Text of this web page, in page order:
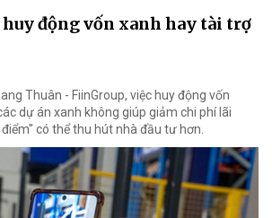
động vốn xanh hay tài trợ
Thuân - FiinGroup, việc huy động vốn
dự án xanh không giúp giảm chi phí lãi
có thể thu hút nhà đầu tư hơn.